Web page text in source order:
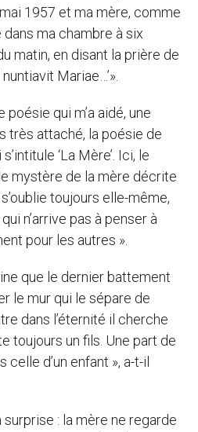
1957 et ma mère, comme
dans ma chambre à six
matin, en disant la prière de
nuntiavit Mariae…’».
poésie qui m’a aidé, une
très attaché, la poésie de
‘La Mère’. Ici, le
mystère de la mère décrite
toujours elle-même,
n’arrive pas à penser à
pour les autres ».
que le dernier battement
le mur qui le sépare de
dans l’éternité il cherche
toujours un fils. Une part de
d’un enfant », a-t-il
surprise : la mère ne regarde